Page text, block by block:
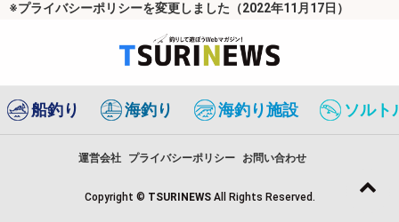
※プライバシーポリシーを変更しました（2022年11月17日）
船釣り 海釣り 海釣り施設 ソルト
運営会社 プライバシーポリシー お問い合わせ
Copyright © TSURINEWS All Rights Reserved.